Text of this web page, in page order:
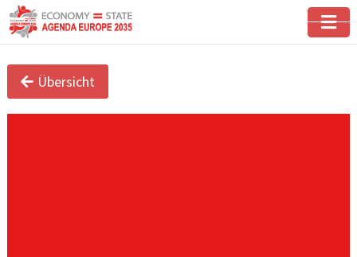
Übersicht